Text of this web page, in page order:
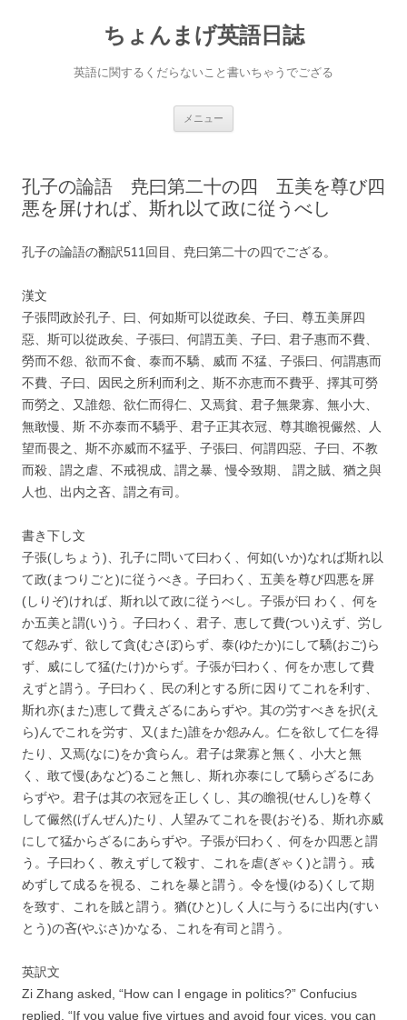
ちょんまげ英語日誌
英語に関するくだらないこと書いちゃうでござる
メニュー
ス
キ
ッ
孔子の論語 尭曰第二十の四 五美を尊び四
悪を屏ければ、斯れ以て政に従うべし
孔子の論語の翻訳511回目、尭曰第二十の四でござる。
漢文
子張問政於孔子、曰、何如斯可以從政矣、子曰、尊五美屏四
惡、斯可以從政矣、子張曰、何謂五美、子曰、君子惠而不費、
勞而不怨、欲而不食、泰而不驕、威而 不猛、子張曰、何謂惠而
不費、子曰、因民之所利而利之、斯不亦恵而不費乎、擇其可勞
而勞之、又誰怨、欲仁而得仁、又焉貧、君子無衆寡、無小大、
無敢慢、斯 不亦泰而不驕乎、君子正其衣冠、尊其瞻視儼然、人
望而畏之、斯不亦威而不猛乎、子張曰、何謂四惡、子曰、不教
而殺、謂之虐、不戒視成、謂之暴、慢令致期、 謂之賊、猶之與
人也、出内之吝、謂之有司。
書き下し文
子張(しちょう)、孔子に問いて曰わく、何如(いか)なれば斯れ以
て政(まつりごと)に従うべき。子曰わく、五美を尊び四悪を屏
(しりぞ)ければ、斯れ以て政に従うべし。子張が曰 わく、何を
か五美と謂(い)う。子曰わく、君子、恵して費(つい)えず、労し
て怨みず、欲して貪(むさぼ)らず、泰(ゆたか)にして驕(おご)ら
ず、威にして猛(たけ)からず。子張が曰わく、何をか恵して費
えずと謂う。子曰わく、民の利とする所に因りてこれを利す、
斯れ亦(また)恵して費えざるにあらずや。其の労すべきを択(え
ら)んでこれを労す、又(また)誰をか怨みん。仁を欲して仁を得
たり、又焉(なに)をか貪らん。君子は衆寡と無く、小大と無
く、敢て慢(あなど)ること無し、斯れ亦泰にして驕らざるにあ
らずや。君子は其の衣冠を正しくし、其の瞻視(せんし)を尊く
して儼然(げんぜん)たり、人望みてこれを畏(おそ)る、斯れ亦威
にして猛からざるにあらずや。子張が曰わく、何をか四悪と謂
う。子曰わく、教えずして殺す、これを虐(ぎゃく)と謂う。戒
めずして成るを視る、これを暴と謂う。令を慢(ゆる)くして期
を致す、これを賊と謂う。猶(ひと)しく人に与うるに出内(すい
とう)の吝(やぶさ)かなる、これを有司と謂う。
英訳文
Zi Zhang asked, “How can I engage in politics?” Confucius
replied, “If you value five virtues and avoid four vices, you can